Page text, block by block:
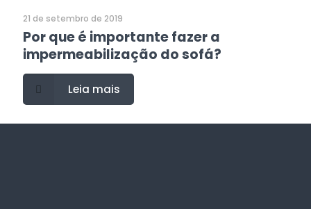
21 de setembro de 2019
Por que é importante fazer a
impermeabilização do sofá?
Leia mais